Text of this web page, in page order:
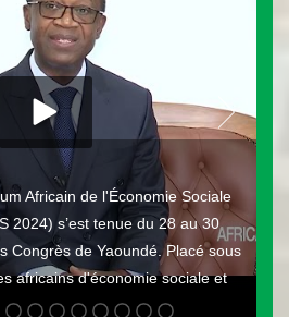
Africain de l'Économie Sociale
2024) s’est tenue du 28 au 30
Congrès de Yaoundé. Placé sous
africains d'économie sociale et